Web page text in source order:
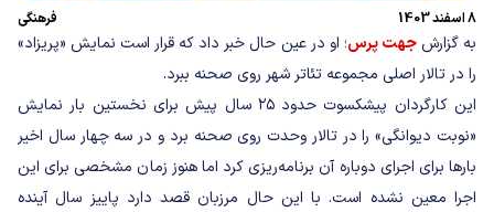
8 اسفند 1403 فرهنگی
به گزارشجهت پرس؛ او در عین حال خبر داد که قرار است نمایش «پریزاد»
را در تالار اصلی مجموعه تئاتر شهر روی صحنه ببرد.
این کارگردان پیشکسوت حدود ۲۵ سال پیش برای نخستین بار نمایش
«نوبت دیوانگی» را در تالار وحدت روی صحنه برد و در سه چهار سال اخیر
بارها برای اجرای دوباره آن برنامه‌ریزی کرد اما هنوز زمان مشخصی برای این
اجرا معین نشده است. با این حال مرزبان قصد دارد پاییز سال آینده